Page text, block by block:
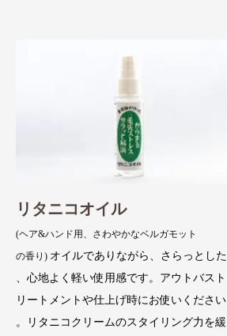
リタニコオイル
(ヘア&ハンド用、さわやかなベルガモット
の香り) オイルでありながら、さらっとした
、心地よく軽い使用感です。アウトバスト
リートメントや仕上げ時にお使いください
。リタニコクリームのスタイリング力を緩